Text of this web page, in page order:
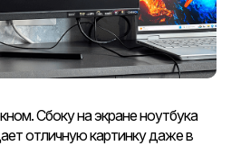
Сбоку на экране ноутбука
отличную картинку даже в